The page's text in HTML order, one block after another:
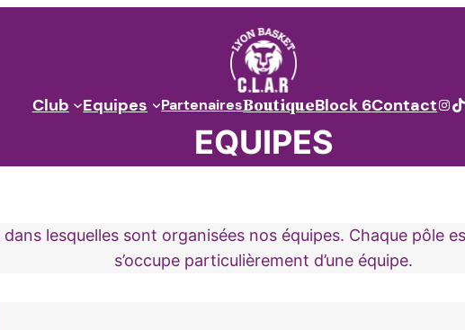
Club Equipes PartenairesBoutiqueBlock 6Contact
EQUIPES
lesquelles sont organisées nos équipes. Chaque pôle
s’occupe particulièrement d’une équipe.